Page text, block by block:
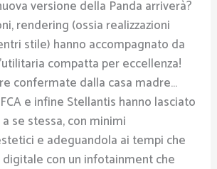
versione della Panda arriverà?
rendering (ossia realizzazioni
stile) hanno accompagnato da
compatta per eccellenza!
confermate dalla casa madre…
e infine Stellantis hanno lasciato
se stessa, con minimi
e adeguandola ai tempi che
con un infotainment che